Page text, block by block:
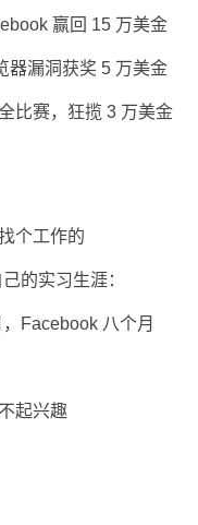
赢回 15 万美金
器漏洞获奖 5 万美金
比赛，狂揽 3 万美金
个工作的
的实习生涯：
Facebook 八个月
起兴趣